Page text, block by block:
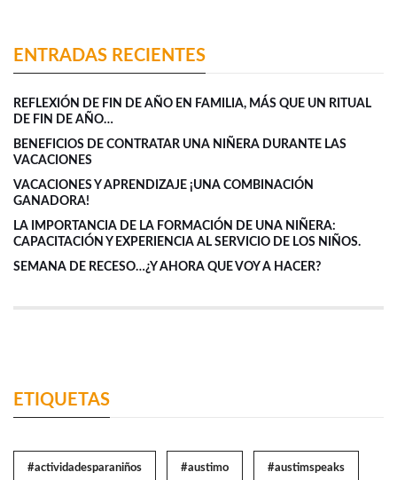
ENTRADAS RECIENTES
REFLEXIÓN DE FIN DE AÑO EN FAMILIA, MÁS QUE UN RITUAL
DE FIN DE AÑO…
BENEFICIOS DE CONTRATAR UNA NIÑERA DURANTE LAS
VACACIONES
VACACIONES Y APRENDIZAJE ¡UNA COMBINACIÓN
GANADORA!
LA IMPORTANCIA DE LA FORMACIÓN DE UNA NIÑERA:
CAPACITACIÓN Y EXPERIENCIA AL SERVICIO DE LOS NIÑOS.
SEMANA DE RECESO…¿Y AHORA QUE VOY A HACER?
ETIQUETAS
#actividadesparaniños #austimo #austimspeaks